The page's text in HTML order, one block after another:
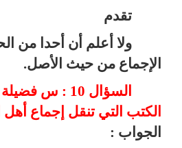
تقدم
ولا أعلم أن أحدا من
الإجماع من حيث الأصل.
السؤال 10 : س
الكتب التي تنقل إجماع أهل
الجواب :